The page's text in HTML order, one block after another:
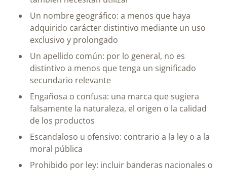
Un nombre geográfico: a menos que haya
adquirido carácter distintivo mediante un uso
exclusivo y prolongado
Un apellido común: por lo general, no es
distintivo a menos que tenga un significado
secundario relevante
Engañosa o confusa: una marca que sugiera
falsamente la naturaleza, el origen o la calidad
de los productos
Escandaloso u ofensivo: contrario a la ley o a la
moral pública
Prohibido por ley: incluir banderas nacionales o